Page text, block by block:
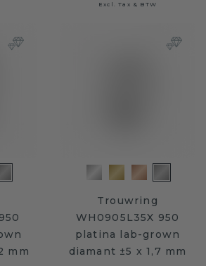
Excl. Tax & BTW
mm
Trouwring
WH0905L35X 950
platina lab-grown
diamant ±5 x 1,7 mm